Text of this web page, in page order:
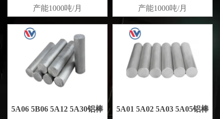
产能1000吨/月
产能1000吨/月
5A06 5B06 5A12 5A30铝棒
5A01 5A02 5A03 5A05铝棒